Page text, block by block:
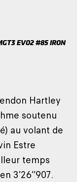
EVO2 #85 IRON
Hartley
soutenu
au volant de
Estre
temps
3’26’’907.